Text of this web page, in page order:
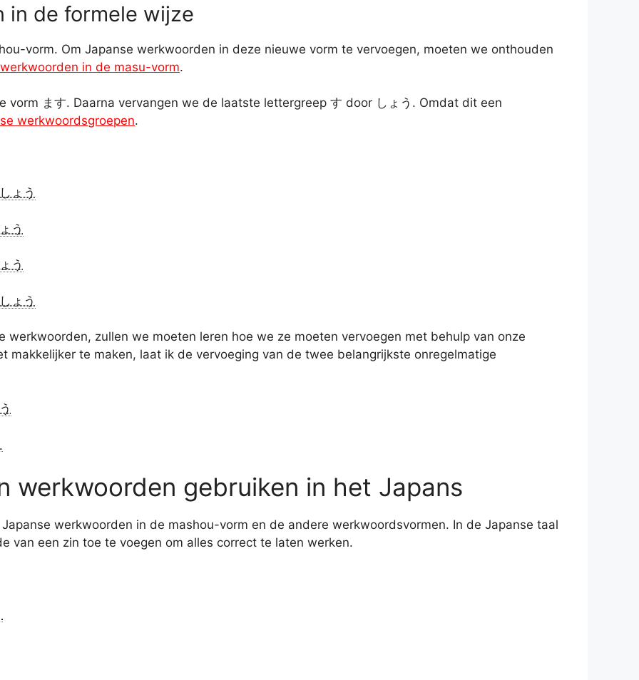
in de formele wijze
vorm. Om Japanse werkwoorden in deze nieuwe vorm te vervoegen, moeten we onthouden
in de masu-vorm.
vorm ます. Daarna vervangen we de laatste lettergreep す door しょう. Omdat dit een
werkwoordsgroepen.
ょう
う
う
ょう
werkwoorden, zullen we moeten leren hoe we ze moeten vervoegen met behulp van onze
makkelijker te maken, laat ik de vervoeging van de twee belangrijkste onregelmatige
werkwoorden gebruiken in het Japans
werkwoorden in de mashou-vorm en de andere werkwoordsvormen. In de Japanse taal
van een zin toe te voegen om alles correct te laten werken.